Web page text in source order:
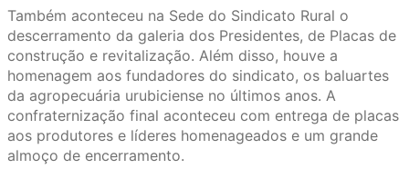
Também aconteceu na Sede do Sindicato Rural o
descerramento da galeria dos Presidentes, de Placas de
construção e revitalização. Além disso, houve a
homenagem aos fundadores do sindicato, os baluartes
da agropecuária urubiciense no últimos anos. A
confraternização final aconteceu com entrega de placas
aos produtores e líderes homenageados e um grande
almoço de encerramento.